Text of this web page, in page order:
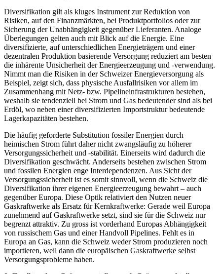
Diversifikation gilt als kluges Instrument zur Reduktion von
Risiken, auf den Finanzmärkten, bei Produktportfolios oder zur
Sicherung der Unabhängigkeit gegenüber Lieferanten. Analoge
Überlegungen gelten auch mit Blick auf die Energie. Eine
diversifizierte, auf unterschiedlichen Energieträgern und einer
dezentralen Produktion basierende Versorgung reduziert am besten
die inhärente Unsicherheit der Energieerzeugung und -verwendung.
Nimmt man die Risiken in der Schweizer Energieversorgung als
Beispiel, zeigt sich, dass physische Ausfallrisiken vor allem im
Zusammenhang mit Netz- bzw. Pipelineinfrastrukturen bestehen,
weshalb sie tendenziell bei Strom und Gas bedeutender sind als bei
Erdöl, wo neben einer diversifizierten Importstruktur bedeutende
Lagerkapazitäten bestehen.
Die häufig geforderte Substitution fossiler Energien durch
heimischen Strom führt daher nicht zwangsläufig zu höherer
Versorgungssicherheit und -stabilität. Einerseits wird dadurch die
Diversifikation geschwächt. Anderseits bestehen zwischen Strom
und fossilen Energien enge Interdependenzen. Aus Sicht der
Versorgungssicherheit ist es somit sinnvoll, wenn die Schweiz die
Diversifikation ihrer eigenen Energieerzeugung bewahrt – auch
gegenüber Europa. Diese Optik relativiert den Nutzen neuer
Gaskraftwerke als Ersatz für Kernkraftwerke: Gerade weil Europa
zunehmend auf Gaskraftwerke setzt, sind sie für die Schweiz nur
begrenzt attraktiv. Zu gross ist vorderhand Europas Abhängigkeit
von russischem Gas und einer Handvoll Pipelines. Fehlt es in
Europa an Gas, kann die Schweiz weder Strom produzieren noch
importieren, weil dann die europäischen Gaskraftwerke selbst
Versorgungsprobleme haben.